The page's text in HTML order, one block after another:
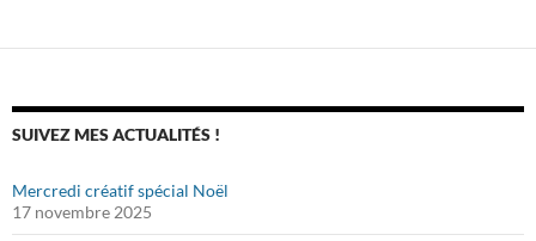
SUIVEZ MES ACTUALITÉS !
Mercredi créatif spécial Noël
17 novembre 2025